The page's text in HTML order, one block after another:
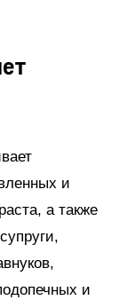
и
а также
и